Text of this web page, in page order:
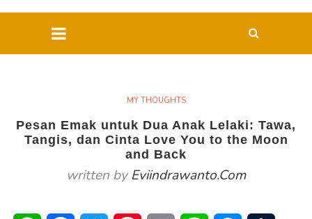
MY THOUGHTS
Pesan Emak untuk Dua Anak Lelaki: Tawa,
Tangis, dan Cinta Love You to the Moon
and Back
written byEviindrawanto.com